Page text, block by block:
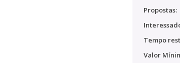
Propostas:
Tempo
Valor